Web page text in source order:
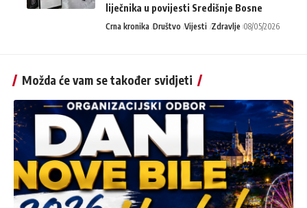
liječnika u povijesti Središnje Bosne
Crna kronika Društvo Vijesti Zdravlje 08/05/2026
Možda će vam se također svidjeti